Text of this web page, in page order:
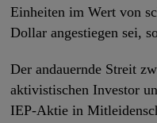
Einheiten im Wert von
Dollar angestiegen sei,
Der andauernde Streit
aktivistischen Investor
IEP-Aktie in